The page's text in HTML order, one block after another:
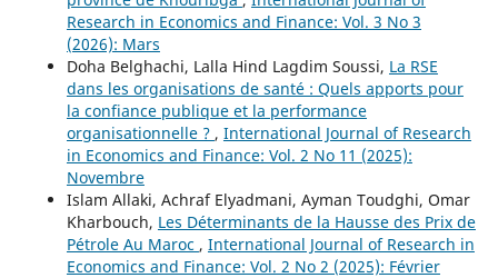
Research in Economics and Finance: Vol. 3 No 3
(2026): Mars
Doha Belghachi, Lalla Hind Lagdim Soussi, La RSE
dans les organisations de santé : Quels apports pour
la confiance publique et la performance
organisationnelle ? , International Journal of Research
in Economics and Finance: Vol. 2 No 11 (2025):
Novembre
Islam Allaki, Achraf Elyadmani, Ayman Toudghi, Omar
Kharbouch, Les Déterminants de la Hausse des Prix de
Pétrole Au Maroc , International Journal of Research in
Economics and Finance: Vol. 2 No 2 (2025): Février